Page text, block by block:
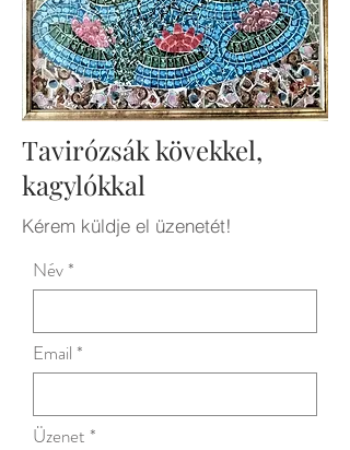
Tavirózsák kövekkel,
kagylókkal
Kérem küldje el üzenetét!
Név
Email
Üzenet